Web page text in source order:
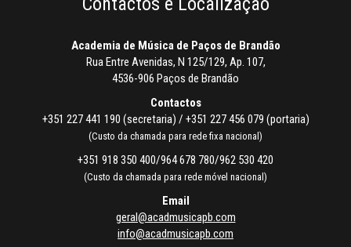
Academia de Música de Paços de Brandão
Rua Entre Avenidas, N 125/129, Ap. 107,
4536-906 Paços de Brandão
Contactos
+351 227 441 190 (secretaria) / +351 227 456 079 (portaria)
(Custo da chamada para rede fixa nacional)
+351 918 350 400/964 678 780/962 530 420
(Custo da chamada para rede móvel nacional)
Email
geral@acadmusicapb.com
info@acadmusicapb.com